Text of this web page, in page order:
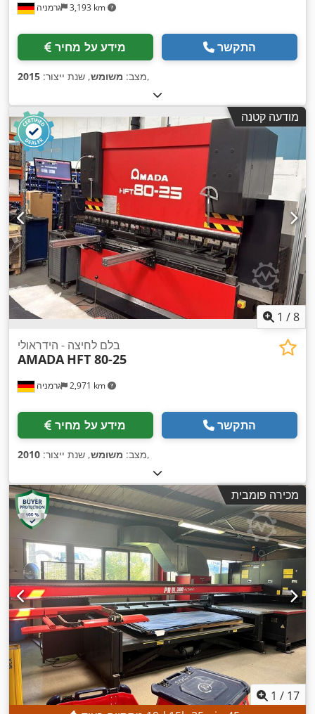
גרמניה 3,193 km
מידע על מחיר התקשר
מצב: משומש, שנת ייצור: 2015 ,
מודעה קטנה
1 /8
גרמניה 2,971 km
בלם לחיצה - הידראולי
AMADA HFT 80-25
מידע על מחיר התקשר
מצב: משומש, שנת ייצור: 2010 ,
מכירה פומבית
1 / 17